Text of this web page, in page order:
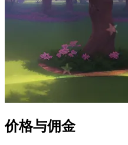
价格与佣金